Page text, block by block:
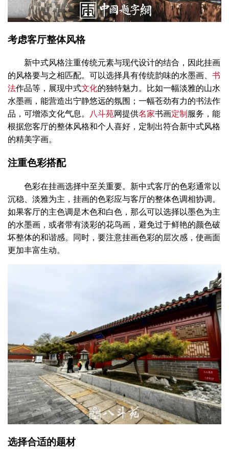
考虑客厅整体风格
新中式风格注重传统元素与现代设计的结合，因此挂画
的风格要与之相匹配。可以选择具有传统韵味的水墨画、 书
法作品等，展现中式文化的独特魅力。比如一幅淡雅的山水
水墨画，能营造出宁静悠远的氛围；一幅苍劲有力的书法作
品，可增添文化气息。 八斗苑网提供名家书画定制服务，能
根据您客厅的整体风格和个人喜好，定制出符合新中式风格
的精美字画。
注重色彩搭配
色彩在挂画选择中至关重要。新中式客厅的色彩通常以
沉稳、淡雅为主，挂画的色彩应与客厅的整体色调相协调。
如果客厅的主色调是木色和白色，那么可以选择以墨色为主
的水墨画，或者带有淡彩的花鸟画，避免过于鲜艳的颜色破
坏整体的和谐感。同时，要注意挂画色彩的层次感，使画面
更加丰富生动。
选择合适的题材